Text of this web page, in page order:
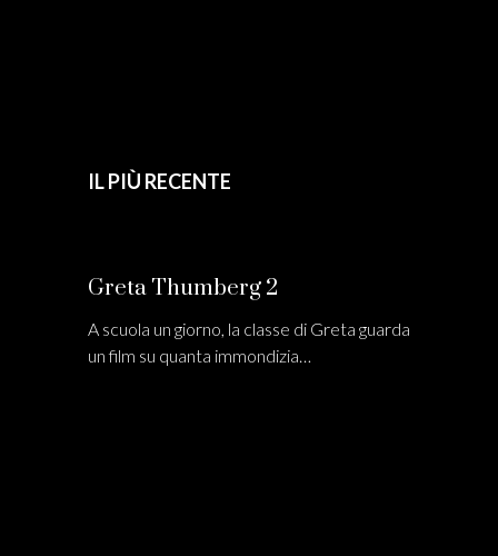
IL PIÙ RECENTE
Greta Thumberg 2
A scuola un giorno, la classe di Greta guarda
un film su quanta immondizia…